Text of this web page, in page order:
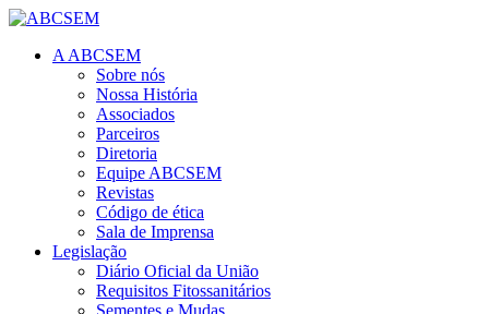
A ABCSEM
Sobre nós
Nossa História
Associados
Parceiros
Diretoria
Equipe ABCSEM
Revistas
Código de ética
Sala de Imprensa
Legislação
Diário Oficial da União
Requisitos Fitossanitários
Sementes e Mudas